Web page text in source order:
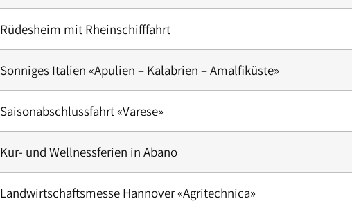
Rüdesheim mit Rheinschifffahrt
Sonniges Italien «Apulien – Kalabrien – Amalfiküste»
Saisonabschlussfahrt «Varese»
Kur- und Wellnessferien in Abano
Landwirtschaftsmesse Hannover «Agritechnica»